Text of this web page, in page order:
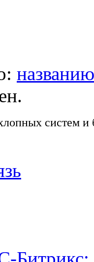
названию
систем и